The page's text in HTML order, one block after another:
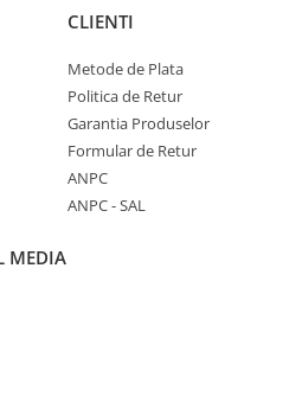
CLIENTI
Metode de Plata
Politica de Retur
Garantia Produselor
Formular de Retur
ANPC
ANPC - SAL
MEDIA